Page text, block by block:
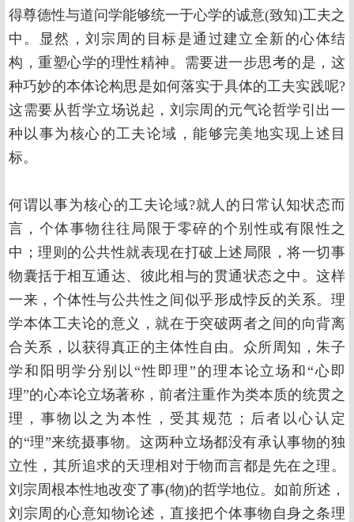
得尊德性与道问学能够统一于心学的诚意(致知)工夫之
中。显然，刘宗周的目标是通过建立全新的心体结
构，重塑心学的理性精神。需要进一步思考的是，这
种巧妙的本体论构思是如何落实于具体的工夫实践呢?
这需要从哲学立场说起，刘宗周的元气论哲学引出一
种以事为核心的工夫论域，能够完美地实现上述目
标。
何谓以事为核心的工夫论域?就人的日常认知状态而
言，个体事物往往局限于零碎的个别性或有限性之
中；理则的公共性就表现在打破上述局限，将一切事
物囊括于相互通达、彼此相与的贯通状态之中。这样
一来，个体性与公共性之间似乎形成悖反的关系。理
学本体工夫论的意义，就在于突破两者之间的向背离
合关系，以获得真正的主体性自由。众所周知，朱子
学和阳明学分别以“性即理”的理本论立场和“心即
理”的心本论立场著称，前者注重作为类本质的统贯之
理，事物以之为本性，受其规范；后者以心认定
的“理”来统摄事物。这两种立场都没有承认事物的独
立性，其所追求的天理相对于物而言都是先在之理。
刘宗周根本性地改变了事(物)的哲学地位。如前所述，
刘宗周的心意知物论述，直接把个体事物自身之条理